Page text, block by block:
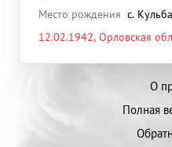
Место рождения с.
12.02.1942, Орловская
О
Полная